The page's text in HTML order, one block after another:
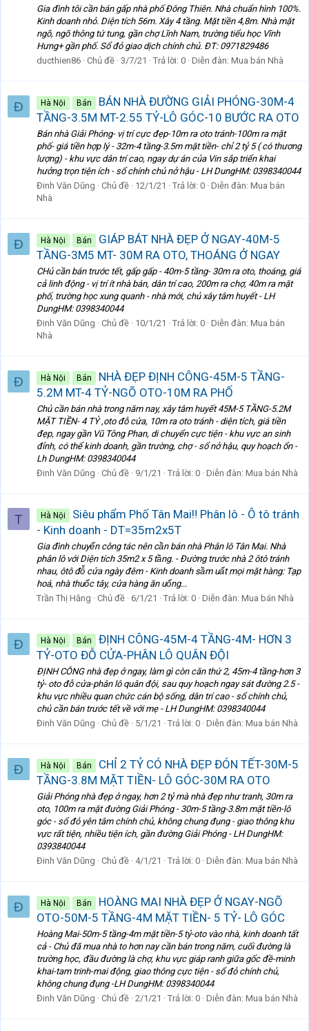
Gia đình tôi cần bán gấp nhà phố Đông Thiên. Nhà chuẩn hình 100%.
Kinh doanh nhỏ. Diện tích 56m. Xây 4 tầng. Mặt tiền 4,8m. Nhà mặt
ngõ, ngõ thông tứ tung, gần chợ Lĩnh Nam, trường tiểu học Vĩnh
Hưng+ gần phố. Sổ đỏ giao dịch chính chủ. ĐT: 0971829486
ducthien86 Chủ đề 3/7/21 Trả lời: 0 Diễn đàn: Mua bán Nhà
Đ Hà Nội Bán
BÁN NHÀ ĐƯỜNG GIẢI PHÓNG-30M-4
TẦNG-3.5M MT-2.55 TỶ-LÔ GÓC-10 BƯỚC RA OTO
Bán nhà Giải Phóng- vị trí cực đẹp-10m ra oto tránh-100m ra mặt
phố- giá tiền hợp lý - 32m-4 tầng-3.5m mặt tiền- chỉ 2 tỷ 5 ( có thương
lượng) - khu vực dân trí cao, ngay dự án của Vin sắp triển khai
hưởng trọn tiện ích - sổ chính chủ nở hậu - LH DungHM: 0398340044
Đinh Văn Dũng
Chủ đề 12/1/21 Trả lời: 0 Diễn đàn: Mua bán
Nhà
Đ Hà Nội Bán
GIÁP BÁT NHÀ ĐẸP Ở NGAY-40M-5
TẦNG-3M5 MT- 30M RA OTO, THOÁNG Ở NGAY
CHủ cần bán trước tết, gấp gấp - 40m-5 tầng- 30m ra oto, thoáng, giá
cả linh động - vị trí ít nhà bán, dân trí cao, 200m ra chợ, 40m ra mặt
phố, trường học xung quanh - nhà mới, chủ xây tâm huyết - LH
DungHM: 0398340044
Đinh Văn Dũng
Chủ đề 10/1/21 Trả lời: 0 Diễn đàn: Mua bán
Nhà
Đ Hà Nội Bán
NHÀ ĐẸP ĐỊNH CÔNG-45M-5 TẦNG-
5.2M MT-4 TỶ-NGÕ OTO-10M RA PHỐ
Chủ cần bán nhà trong năm nay, xây tâm huyết 45M-5 TẦNG-5.2M
MẶT TIỀN- 4 TỶ ,oto đỗ cửa, 10m ra oto tránh - diện tích, giá tiền
đẹp, ngay gần Vũ Tông Phan, di chuyển cực tiện - khu vực an sinh
đỉnh, có thể kinh doanh, gần trường, chợ - sổ nở hậu, quy hoạch ổn -
Lh DungHM: 0398340044
Đinh Văn Dũng
Chủ đề 9/1/21 Trả lời: 0 Diễn đàn: Mua bán Nhà
T Hà Nội
Siêu phẩm Phố Tân Mai‼ Phân lô - Ô tô tránh
- Kinh doanh - DT=35m2x5T
Gia đình chuyển công tác nên cần bán nhà Phân lô Tân Mai. Nhà
phân lô với Diện tích 35m2 x 5 tầng. - Đường trước nhà 2 ôtô tránh
nhau, ôtô đỗ cửa ngày đêm - Kinh doanh sầm uất mọi mặt hàng: Tạp
hoá, nhà thuốc tây, cửa hàng ăn uống...
Trần Thị Hằng
Chủ đề 6/1/21 Trả lời: 0 Diễn đàn: Mua bán Nhà
Đ Hà Nội Bán
ĐỊNH CÔNG-45M-4 TẦNG-4M- HƠN 3
TỶ-OTO ĐỖ CỬA-PHÂN LÔ QUÂN ĐỘI
ĐỊNH CÔNG nhà đẹp ở ngay, làm gì còn căn thứ 2, 45m-4 tầng-hơn 3
tỷ- oto đỗ cửa-phân lô quân đội, sau quy hoạch ngay sát đường 2.5 -
khu vực nhiều quan chức cán bộ sống, dân trí cao - sổ chính chủ,
chủ cần bán trước tết về với mẹ - LH DungHM: 0398340044
Đinh Văn Dũng
Chủ đề 5/1/21 Trả lời: 0 Diễn đàn: Mua bán Nhà
Đ Hà Nội Bán
CHỈ 2 TỶ CÓ NHÀ ĐẸP ĐÓN TẾT-30M-5
TẦNG-3.8M MẶT TIỀN- LÔ GÓC-30M RA OTO
Giải Phóng nhà đẹp ở ngay, hơn 2 tỷ mà nhà đẹp như tranh, 30m ra
oto, 100m ra mặt đường Giải Phóng - 30m-5 tầng-3.8m mặt tiền-lô
góc - sổ đỏ yên tâm chính chủ, không chung đụng - giao thông khu
vực rất tiện, nhiều tiện ích, gần đường Giải Phóng - LH DungHM:
0393840044
Đinh Văn Dũng
Chủ đề 4/1/21 Trả lời: 0 Diễn đàn: Mua bán Nhà
Đ Hà Nội Bán
HOÀNG MAI NHÀ ĐẸP Ở NGAY-NGÕ
OTO-50M-5 TẦNG-4M MẶT TIỀN- 5 TỶ- LÔ GÓC
Hoàng Mai-50m-5 tầng-4m mặt tiền-5 tỷ-oto vào nhà, kinh doanh tất
cả - Chủ đã mua nhà to hơn nay cần bán trong năm, cuối đường là
trường học, đầu đường là chợ, khu vực giáp ranh giữa gốc đề-minh
khai-tam trinh-mai động, giao thông cực tiện - sổ đỏ chính chủ,
không chung đụng -LH DungHM: 0398340044
Đinh Văn Dũng
Chủ đề 2/1/21 Trả lời: 0 Diễn đàn: Mua bán Nhà